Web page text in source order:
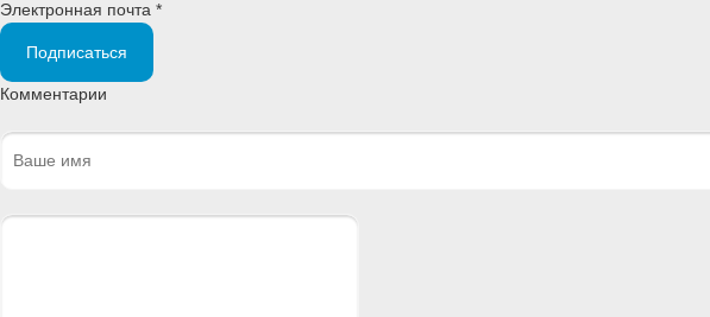
Электронная почта *
Подписаться
Комментарии